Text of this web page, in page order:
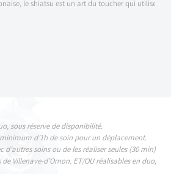
le shiatsu est un art du toucher qui utilise
sous réserve de disponibilité.
d’1h de soin pour un déplacement.
d’autres soins ou de les réaliser seules (30 min)
Villenave-d’Ornon. ET/OU réalisables en duo,